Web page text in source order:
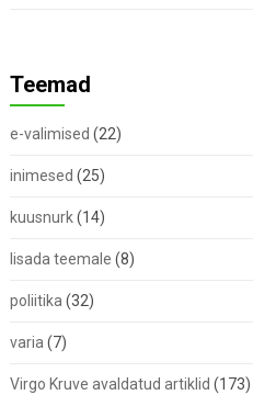
Teemad
e-valimised (22)
inimesed (25)
kuusnurk(14)
lisada teemale (8)
poliitika (32)
varia (7)
Virgo Kruve avaldatud artiklid (173)